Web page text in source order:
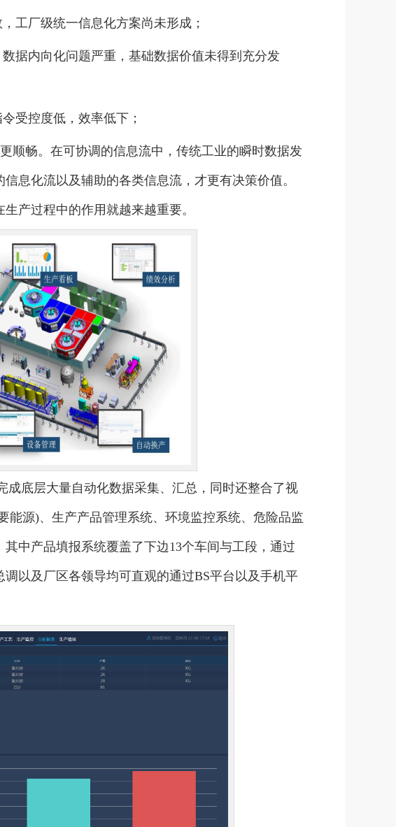
工厂级统一信息化方案尚未形成；
据内向化问题严重，基础数据价值未得到充分发
受控度低，效率低下；
顺畅。在可协调的信息流中，传统工业的瞬时数据发
息化流以及辅助的各类信息流，才更有决策价值。
产过程中的作用就越来越重要。
成底层大量自动化数据采集、汇总，同时还整合了视
能源)、生产产品管理系统、环境监控系统、危险品监
中产品填报系统覆盖了下边13个车间与工段，通过
以及厂区各领导均可直观的通过BS平台以及手机平